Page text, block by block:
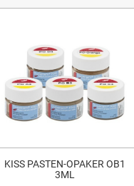
KISS PASTEN-OPAKER OB1
3ML